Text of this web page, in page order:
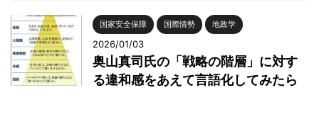
国家安全保障 国際情勢 地政学
2026/01/03
奥山真司氏の「戦略の階層」に対す
る違和感をあえて言語化してみたら